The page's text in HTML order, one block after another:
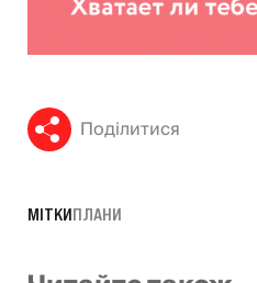
Поділитися
МІТКИПЛАНИ